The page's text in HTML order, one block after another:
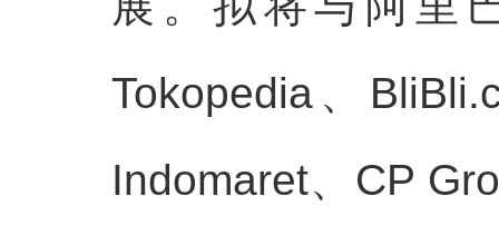
Tokopedia、
Indomaret、CP